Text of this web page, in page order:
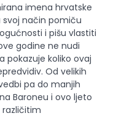
imena hrvatske
svoj način pomiču
i pišu vlastiti
godine ne nudi
pokazuje koliko ovaj
Od velikih
pa do manjih
Baroneu i ovo ljeto
različitim